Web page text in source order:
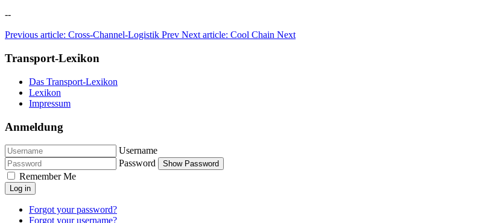
--
Previous article: Cross-Channel-Logistik Prev Next article: Cool Chain Next
Transport-Lexikon
Das Transport-Lexikon
Lexikon
Impressum
Anmeldung
Username
Password
Show Password
Remember Me
Log in
Forgot your password?
Forgot your username?